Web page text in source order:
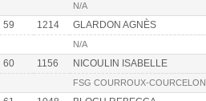
N/A
59 1214 GLARDON AGNÈS
N/A
60 1156 NICOULIN ISABELLE
FSG COURROUX-COURCELON